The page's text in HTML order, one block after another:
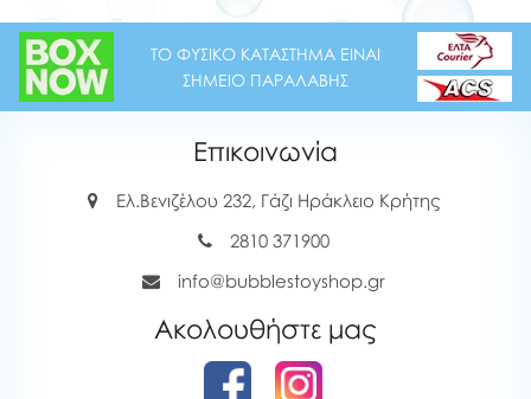
ΤΟ ΦΥΣΙΚΟ ΚΑΤΑΣΤΗΜΑ ΕΙΝΑΙ
ΣΗΜΕΙΟ ΠΑΡΑΛΑΒΗΣ
Επικοινωνία
Ελ.Βενιζέλου 232, Γάζι Ηράκλειο Κρήτης
2810 371900
info@bubblestoyshop.gr
Ακολουθήστε μας